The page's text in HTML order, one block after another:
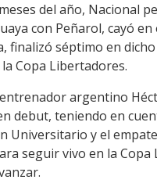
del año, Nacional
con Peñarol, cayó en
finalizó séptimo en
Copa Libertadores.
argentino
debut, teniendo en
Universitario y el
seguir vivo en la Copa